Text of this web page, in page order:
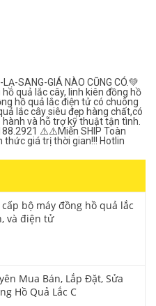
SANG-GIÁ NÀO CŨNG CÓ.💚
quả lắc cây, linh kiên đồng hồ
hồ quả lắc điện tử có chuông
lắc cây siêu đẹp hàng chất,có
và hỗ trợ kỹ thuật tận tình.
⚠️⚠️Miễn SHIP Toàn
giá trị thời gian!!! Hotlin
bộ máy đồng hồ quả lắc
và điện tử
Mua Bán, Lắp Đặt, Sửa
Hồ Quả Lắc C